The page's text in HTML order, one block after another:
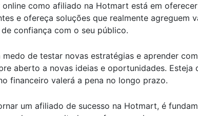
como afiliado na Hotmart está em
e ofereça soluções que realmente agreguem
confiança com o seu público.
medo de testar novas estratégias e aprender
aberto a novas ideias e oportunidades.
financeiro valerá a pena no longo prazo.
um afiliado de sucesso na Hotmart, é